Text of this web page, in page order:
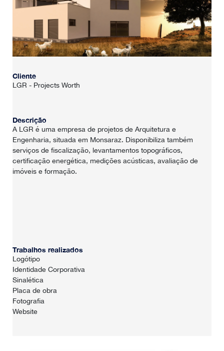
Cliente
LGR - Projects Worth
Descrição
A LGR é uma empresa de projetos de Arquitetura e
Engenharia, situada em Monsaraz. Disponibiliza também
serviços de fiscalização, levantamentos topográficos,
certificação energética, medições acústicas, avaliação de
imóveis e formação.
Trabalhos realizados
Logótipo
Identidade Corporativa
Sinalética
Placa de obra
Fotografia
Website